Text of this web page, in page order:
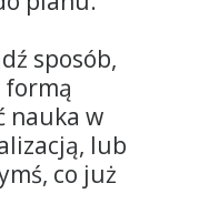
sposób,
formą
nauka w
lub
co już